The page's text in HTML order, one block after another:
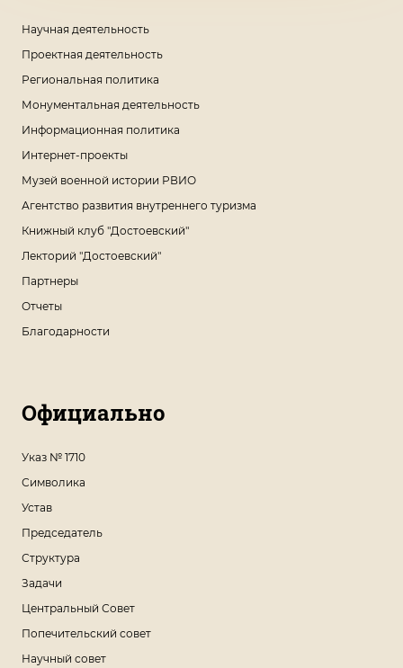
Научная деятельность
Проектная деятельность
Региональная политика
Монументальная деятельность
Информационная политика
Интернет-проекты
Музей военной истории РВИО
Агентство развития внутреннего туризма
Книжный клуб "Достоевский"
Лекторий "Достоевский"
Партнеры
Отчеты
Благодарности
Официально
Указ № 1710
Символика
Устав
Председатель
Структура
Задачи
Центральный Совет
Попечительский совет
Научный совет